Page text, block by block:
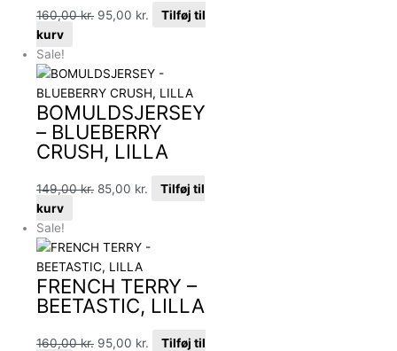
160,00kr. 95,00 kr.
Tilføj til
kurv
Sale!
BOMULDSJERSEY
– BLUEBERRY
CRUSH, LILLA
149,00kr. 85,00 kr.
Tilføj til
kurv
Sale!
FRENCH TERRY –
BEETASTIC, LILLA
160,00kr. 95,00 kr.
Tilføj til